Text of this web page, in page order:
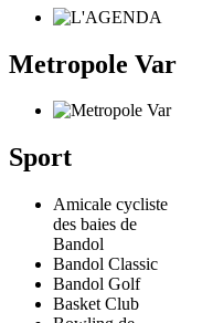
Metropole Var
Sport
Amicale cycliste
des baies de
Bandol
Bandol Classic
Bandol Golf
Basket Club